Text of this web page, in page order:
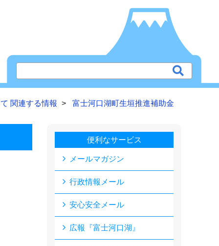
関連する情報 富士河口湖町生垣推進補助金
便利なサービス
メールマガジン
行政情報メール
安心安全メール
広報『富士河口湖』